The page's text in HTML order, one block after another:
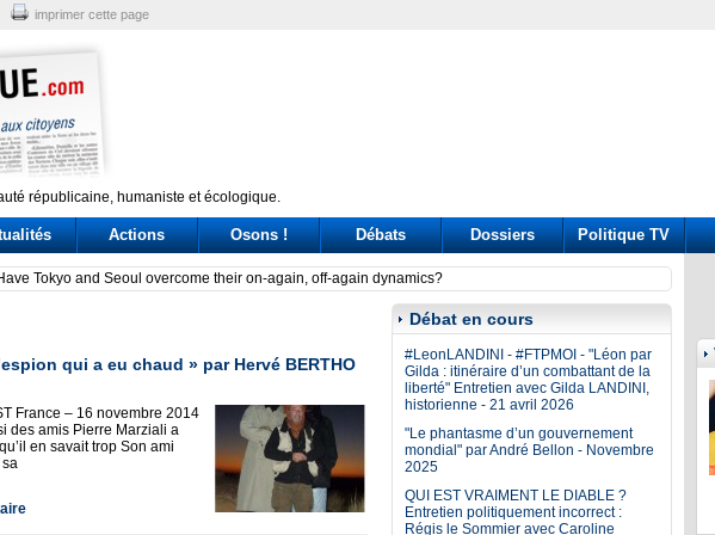
imprimer cette page
républicaine, humaniste et écologique.
Actions Osons ! Débats Dossiers Politique TV
bagarre sulle chat. La Camera nega l’utilizzo e Bignami oltraggia Scalfaro
qui a eu chaud » par Hervé BERTHO
France – 16 novembre 2014
des amis Pierre Marziali a
en savait trop Son ami
Débat en cours
#LeonLANDINI - #FTPMOI - "Léon par
Gilda : itinéraire d’un combattant de la
liberté" Entretien avec Gilda LANDINI,
historienne - 21 avril 2026
"Le phantasme d’un gouvernement
mondial" par André Bellon - Novembre
2025
QUI EST VRAIMENT LE DIABLE ?
Entretien politiquement incorrect :
Régis le Sommier avec Caroline